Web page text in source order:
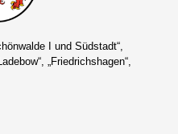
I und Südstadt“,
„Friedrichshagen“,